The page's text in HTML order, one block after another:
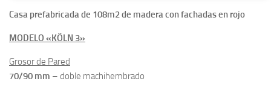
Casa prefabricada de 108m2 de madera con fachadas en rojo
MODELO «KÖLN 3»
Grosor de Pared
70/90 mm – doble machihembrado